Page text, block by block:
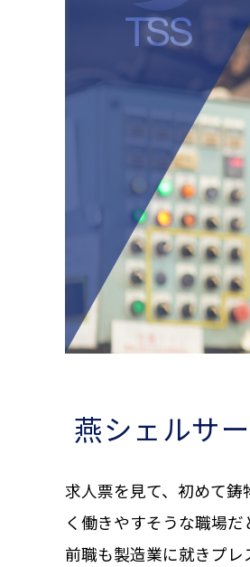
燕シェルサ
求人票を見て、初めて
く働きやすそうな職場
前職も製造業に就きプ